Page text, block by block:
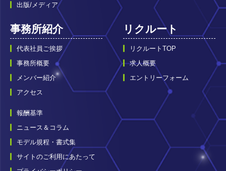
出版/メディア
事務所紹介
代表社員ご挨拶
事務所概要
メンバー紹介
アクセス
リクルート
リクルートTOP
求人概要
エントリーフォーム
報酬基準
ニュース＆コラム
モデル規程・書式集
サイトのご利用にあたって